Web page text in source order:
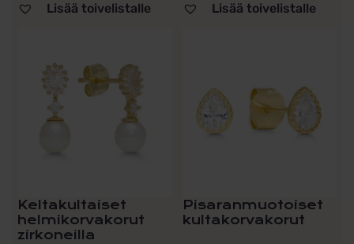
Lisää toivelistalle Lisää toivelistalle
Keltakultaiset
helmikorvakorut
zirkoneilla
Pisaranmuotoiset
kultakorvakorut